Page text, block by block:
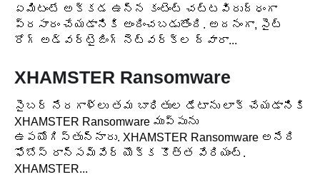
ఏమిటంటే అక్కడ ఉన్న కంటెంట్ చట్టవిరుద్ధంగా
ప్రసారం చేయడానికి అందించబడుతోంది. అదనంగా, సైట్
రోగ్ అడ్వర్టైజింగ్ నెట్‌వర్క్‌ల ద్వారా...
XHAMSTER Ransomware
సైబర్ నేరగాళ్లు తమ బాధితుల డేటాను లాక్ చేయడానికి
XHAMSTER Ransomware ముప్పును
ఉపయోగిస్తున్నారు. XHAMSTER Ransomware అనేది
ఫోబోస్ రాన్సమ్‌వేర్ యొక్క కొత్త వేరియంట్.
XHAMSTER...